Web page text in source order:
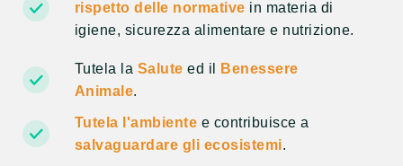
rispetto delle normative in materia di
igiene, sicurezza alimentare e nutrizione.
Tutela la Salute ed il
Benessere
Animale.
Tutela l'ambiente e contribuisce a
salvaguardare gli ecosistemi.